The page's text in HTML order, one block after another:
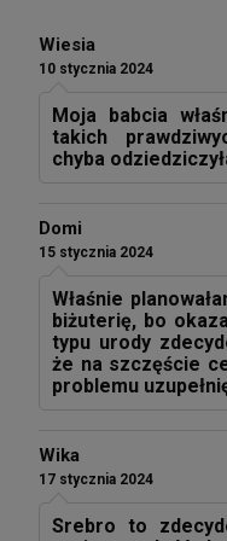
Wiesia
10 stycznia 2024
Moja babcia
takich
chyba
Domi
15 stycznia 2024
Właśnie
biżuterię, bo
typu urody
że na szczęście
problemu
Wika
17 stycznia 2024
Srebro to